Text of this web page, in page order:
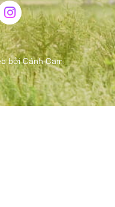
bởi Cánh Cam.